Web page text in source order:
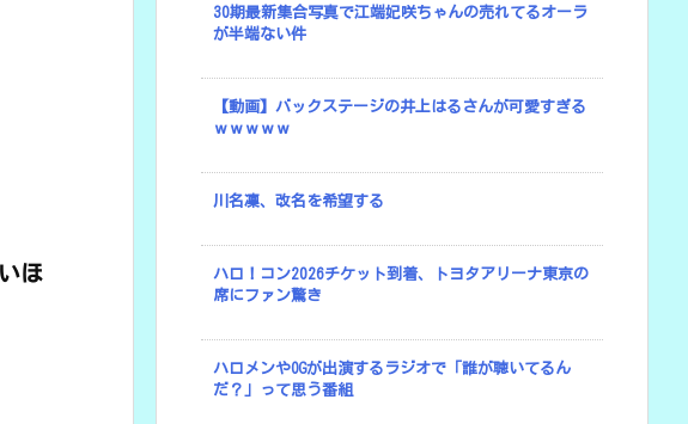
ほ
30期最新集合写真で江端妃咲ちゃんの売れてるオーラ
が半端ない件
【動画】バックステージの井上はるさんが可愛すぎる
ｗｗｗｗｗ
川名凜、改名を希望する
ハロ！コン2026チケット到着、トヨタアリーナ東京の
席にファン驚き
ハロメンやOGが出演するラジオで「誰が聴いてるん
だ？」って思う番組